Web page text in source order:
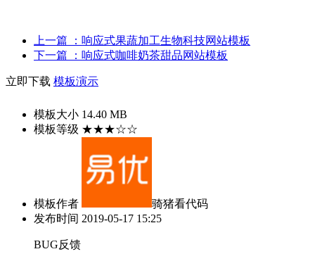
上一篇
：响应式果蔬加工生物科技网站模板
下一篇
：响应式咖啡奶茶甜品网站模板
立即下载 模板演示
模板大小 14.40 MB
模板等级 ★★★☆☆
模板作者
骑猪看代码
发布时间 2019-05-17 15:25
BUG反馈